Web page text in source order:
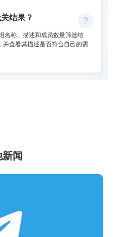
结果？
名称、描述和成员数量筛选结
并查看其描述是否符合自己的需
新闻